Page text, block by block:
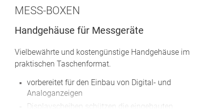
MESS-BOXEN
Handgehäuse für Messgeräte
Vielbewährte und kostengünstige Handgehäuse im
praktischen Taschenformat.
vorbereitet für den Einbau von Digital- und
Analoganzeigen
Displayscheiben schützen die eingebauten